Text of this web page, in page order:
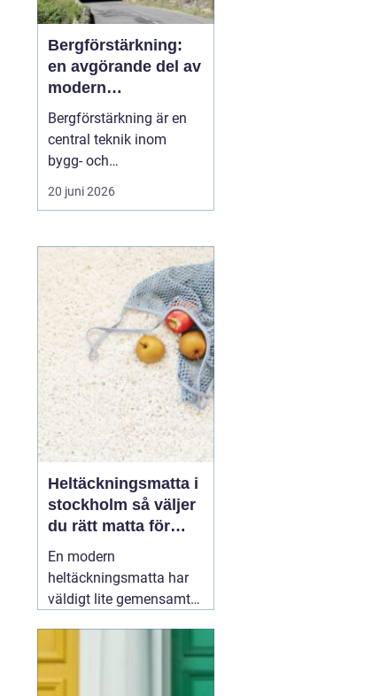
Bergförstärkning:
en avgörande del av
modern
infrastruktur
Bergförstärkning är en
central teknik inom
bygg- och
ingenjörsarbete, särskilt i
områden där berg och
en avgörande roll. Denna
metod säkerställer både
säkerhet och h...
20 juni 2026
Heltäckningsmatta i
stockholm så väljer
du rätt matta för
hem och kontor
En modern
heltäckningsmatta har
väldigt lite gemensamt
från 70- och 80-talet.
Dagens textilgolv är